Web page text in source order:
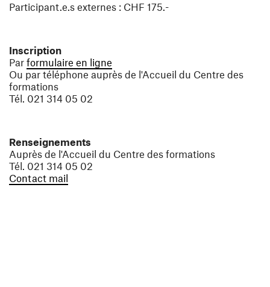
Participant.e.s externes : CHF 175.-
Inscription
Par formulaire en ligne
Ou par téléphone auprès de l'Accueil du Centre des
formations
Tél. 021 314 05 02
Renseignements
Auprès de l'Accueil du Centre des formations
Tél. 021 314 05 02
Contact mail